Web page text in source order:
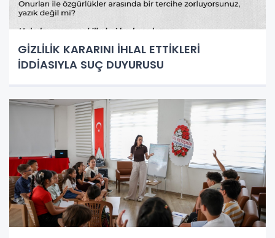
GİZLİLİK KARARINI İHLAL ETTİKLERİ
İDDİASIYLA SUÇ DUYURUSU